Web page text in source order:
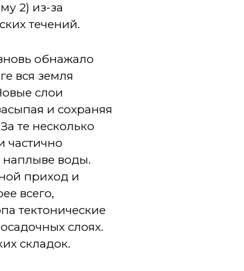
2) из-за
течений.
обнажало
вся земля
слои
и сохраняя
те несколько
частично
наплыве воды.
приход и
всего,
тектонические
слоях.
складок.